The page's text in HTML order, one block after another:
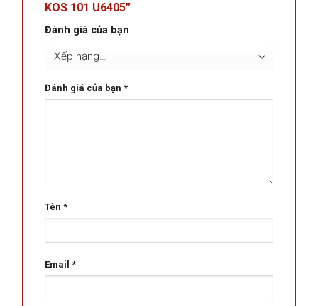
KOS 101 U6405”
Đánh giá của bạn
Đánh giá của bạn *
Tên *
Email *